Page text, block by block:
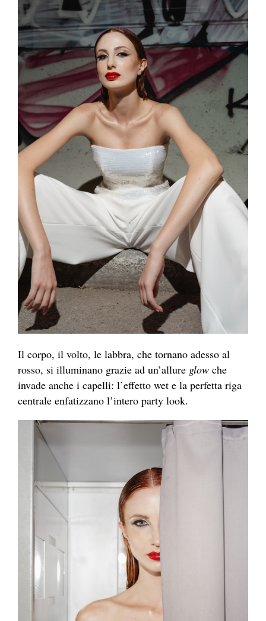
Il corpo, il volto, le labbra, che tornano adesso al
rosso, si illuminano grazie ad un’allure glow che
invade anche i capelli: l’effetto wet e la perfetta riga
centrale enfatizzano l’intero party look.